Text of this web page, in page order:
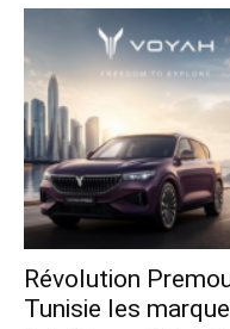
Révolution
Tunisie les